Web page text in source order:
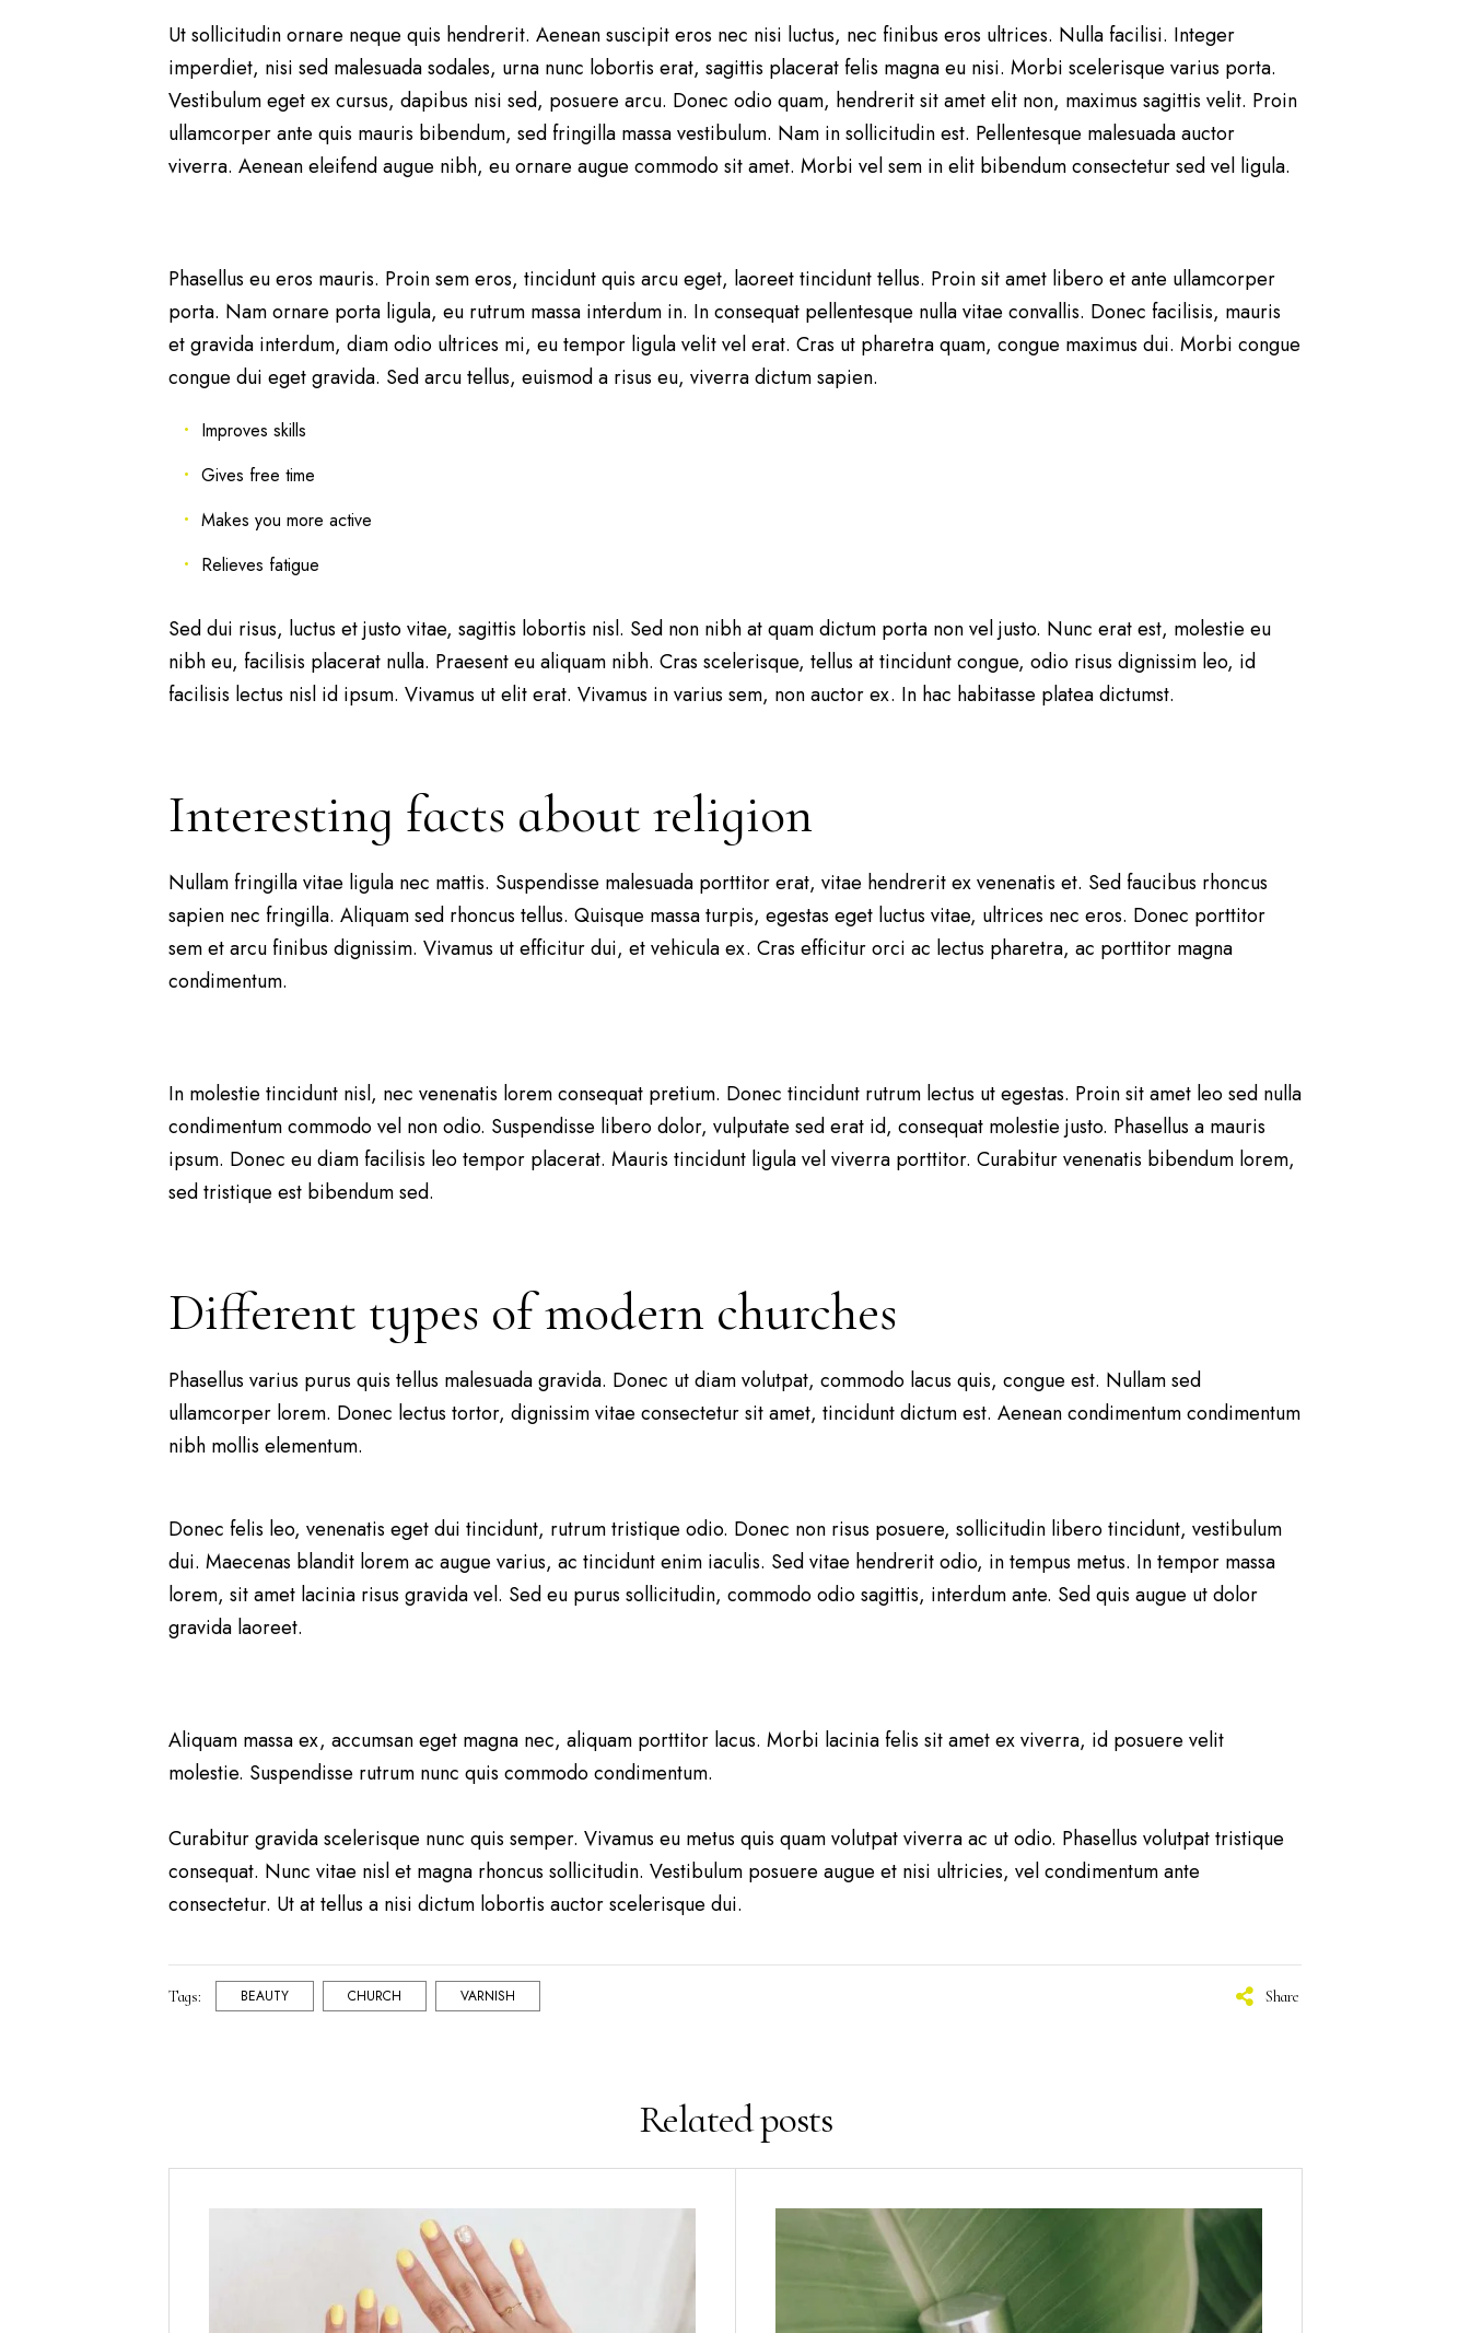
Ut sollicitudin ornare neque quis hendrerit. Aenean suscipit eros nec nisi luctus, nec finibus eros ultrices. Nulla facilisi. Integer
imperdiet, nisi sed malesuada sodales, urna nunc lobortis erat, sagittis placerat felis magna eu nisi. Morbi scelerisque varius porta.
Vestibulum eget ex cursus, dapibus nisi sed, posuere arcu. Donec odio quam, hendrerit sit amet elit non, maximus sagittis velit. Proin
ullamcorper ante quis mauris bibendum, sed fringilla massa vestibulum. Nam in sollicitudin est. Pellentesque malesuada auctor
viverra. Aenean eleifend augue nibh, eu ornare augue commodo sit amet. Morbi vel sem in elit bibendum consectetur sed vel ligula.
Phasellus eu eros mauris. Proin sem eros, tincidunt quis arcu eget, laoreet tincidunt tellus. Proin sit amet libero et ante ullamcorper
porta. Nam ornare porta ligula, eu rutrum massa interdum in. In consequat pellentesque nulla vitae convallis. Donec facilisis, mauris
et gravida interdum, diam odio ultrices mi, eu tempor ligula velit vel erat. Cras ut pharetra quam, congue maximus dui. Morbi congue
congue dui eget gravida. Sed arcu tellus, euismod a risus eu, viverra dictum sapien.
Improves skills
Gives free time
Makes you more active
Relieves fatigue
Sed dui risus, luctus et justo vitae, sagittis lobortis nisl. Sed non nibh at quam dictum porta non vel justo. Nunc erat est, molestie eu
nibh eu, facilisis placerat nulla. Praesent eu aliquam nibh. Cras scelerisque, tellus at tincidunt congue, odio risus dignissim leo, id
facilisis lectus nisl id ipsum. Vivamus ut elit erat. Vivamus in varius sem, non auctor ex. In hac habitasse platea dictumst.
Interesting facts about religion
Nullam fringilla vitae ligula nec mattis. Suspendisse malesuada porttitor erat, vitae hendrerit ex venenatis et. Sed faucibus rhoncus
sapien nec fringilla. Aliquam sed rhoncus tellus. Quisque massa turpis, egestas eget luctus vitae, ultrices nec eros. Donec porttitor
sem et arcu finibus dignissim. Vivamus ut efficitur dui, et vehicula ex. Cras efficitur orci ac lectus pharetra, ac porttitor magna
condimentum.
In molestie tincidunt nisl, nec venenatis lorem consequat pretium. Donec tincidunt rutrum lectus ut egestas. Proin sit amet leo sed nulla
condimentum commodo vel non odio. Suspendisse libero dolor, vulputate sed erat id, consequat molestie justo. Phasellus a mauris
ipsum. Donec eu diam facilisis leo tempor placerat. Mauris tincidunt ligula vel viverra porttitor. Curabitur venenatis bibendum lorem,
sed tristique est bibendum sed.
Different types of modern churches
Phasellus varius purus quis tellus malesuada gravida. Donec ut diam volutpat, commodo lacus quis, congue est. Nullam sed
ullamcorper lorem. Donec lectus tortor, dignissim vitae consectetur sit amet, tincidunt dictum est. Aenean condimentum condimentum
nibh mollis elementum.
Donec felis leo, venenatis eget dui tincidunt, rutrum tristique odio. Donec non risus posuere, sollicitudin libero tincidunt, vestibulum
dui. Maecenas blandit lorem ac augue varius, ac tincidunt enim iaculis. Sed vitae hendrerit odio, in tempus metus. In tempor massa
lorem, sit amet lacinia risus gravida vel. Sed eu purus sollicitudin, commodo odio sagittis, interdum ante. Sed quis augue ut dolor
gravida laoreet.
Aliquam massa ex, accumsan eget magna nec, aliquam porttitor lacus. Morbi lacinia felis sit amet ex viverra, id posuere velit
molestie. Suspendisse rutrum nunc quis commodo condimentum.
Curabitur gravida scelerisque nunc quis semper. Vivamus eu metus quis quam volutpat viverra ac ut odio. Phasellus volutpat tristique
consequat. Nunc vitae nisl et magna rhoncus sollicitudin. Vestibulum posuere augue et nisi ultricies, vel condimentum ante
consectetur. Ut at tellus a nisi dictum lobortis auctor scelerisque dui.
Tags: BEAUTY CHURCH VARNISH Share
Relatedposts